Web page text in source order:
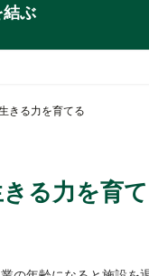
ぶ
きる力を育てる
る力を育